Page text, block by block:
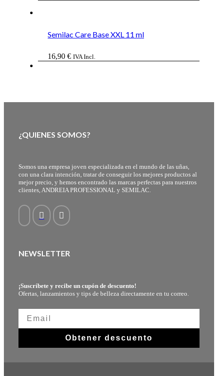
Semilac Care Base XXL 11 ml
16,90 € IVA Incl.
¿QUIENES SOMOS?
Somos una empresa joven especializada en el mundo de las uñas,
con una clara intención, tratar de conseguir los mejores productos al
mejor precio, y hemos encontrado las marcas perfectas para nuestros
clientes, ANDREIA PROFESSIONAL y SEMILAC.
NEWSLETTER
¡Suscríbete y recibe un cupón de descuento!
Ofertas, lanzamientos y tips de belleza directamente en tu correo.
Obtener descuento